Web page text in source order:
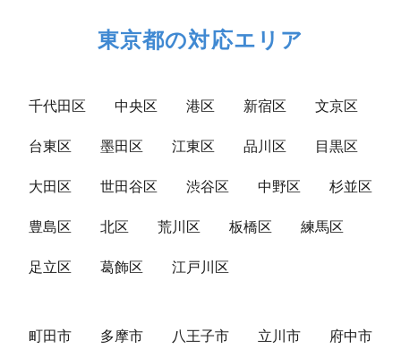
東京都の対応エリア
千代田区 中央区 港区 新宿区 文京区
台東区 墨田区 江東区 品川区 目黒区
大田区 世田谷区 渋谷区 中野区 杉並区
豊島区 北区 荒川区 板橋区 練馬区
足立区 葛飾区 江戸川区
町田市 多摩市 八王子市 立川市 府中市